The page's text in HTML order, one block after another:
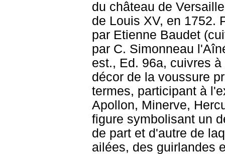
du château de
de Louis XV, en 1752.
par Etienne Baudet
par C. Simonneau
est., Ed. 96a, cuivres
décor de la voussure
termes, participant à
Apollon, Minerve,
figure symbolisant un
de part et d'autre de
ailées, des guirlandes